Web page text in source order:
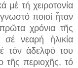
μέ τή χειροτονία
ποιοί ἦταν
χρόνια τῆς
νεαρή ἡλικία
τόν ἀδελφό του
τῆς περιοχῆς, τό